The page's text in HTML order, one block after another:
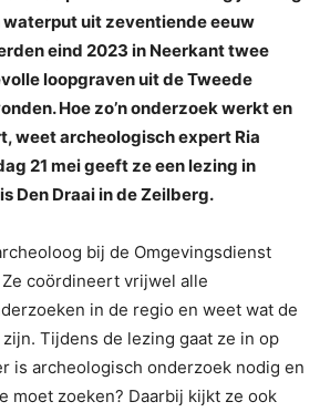
waterput uit zeventiende eeuw
eind 2023 in Neerkant twee
loopgraven uit de Tweede
Hoe zo’n onderzoek werkt en
weet archeologisch expert Ria
21 mei geeft ze een lezing in
Den Draai in de Zeilberg.
bij de Omgevingsdienst
coördineert vrijwel alle
in de regio en weet wat de
Tijdens de lezing gaat ze in op
is archeologisch onderzoek nodig en
moet zoeken? Daarbij kijkt ze ook